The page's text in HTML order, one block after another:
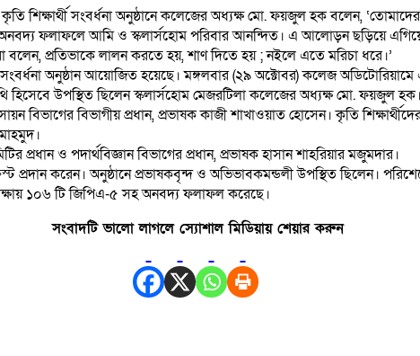
শিক্ষার্থী সংবর্ধনা অনুষ্ঠানে কলেজের অধ্যক্ষ মো. ফয়জুল হক বলেন,
ফলাফলে আমি ও স্কলার্সহোম পরিবার আনন্দিত। এ আলোড়ন ছড়িয়ে এগিয়ে
বলেন, প্রতিভাকে লালন করতে হয়, শাণ দিতে হয় ; নইলে এতে মরিচা ধরে।’
অনুষ্ঠান আয়োজিত হয়েছে। মঙ্গলবার (২৯ অক্টোবর) কলেজ
হিসেবে উপস্থিত ছিলেন স্কলার্সহোম মেজরটিলা কলেজের অধ্যক্ষ মো. ফয়জুল হক।
বিভাগের বিভাগীয় প্রধান, প্রভাষক কাজী শাখাওয়াত হোসেন। কৃতি
প্রধান ও পদার্থবিজ্ঞান বিভাগের প্রধান, প্রভাষক হাসান শাহরিয়ার মজুমদার।
প্রদান করেন। অনুষ্ঠানে প্রভাষকবৃন্দ ও অভিভাবকমন্ডলী উপস্থিত ছিলেন।
১০৬ টি জিপিএ-৫ সহ অনবদ্য ফলাফল করেছে।
সংবাদটি ভালো লাগলে স্যোশাল মিডিয়ায় শেয়ার করুন